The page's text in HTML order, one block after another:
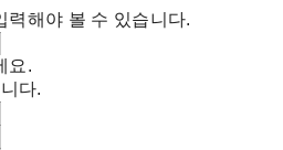
력해야 볼 수 있습니다.
요.
다.